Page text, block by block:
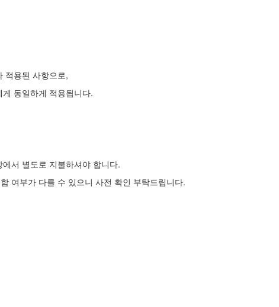
적용된 사항으로,
동일하게 적용됩니다.
서 별도로 지불하셔야 합니다.
여부가 다를 수 있으니 사전 확인 부탁드립니다.